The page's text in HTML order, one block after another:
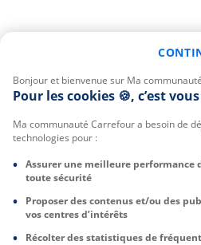
Bonjour et bienvenue sur Ma
Pour les cookies 🍪, c’est
Ma communauté Carrefour a besoin de
technologies pour :
Assurer une meilleure performance
toute sécurité
Proposer des contenus et/ou des
vos centres d’intérêts
Récolter des statistiques de